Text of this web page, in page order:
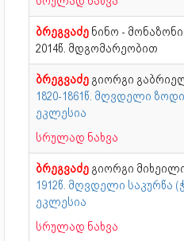
ბრეგვაძე ნინო -
2014წ. მდგომარეობით
ბრეგვაძე გიორგი
1820-1861წ. მღვდელი
ეკლესია
სრულად ნახვა
ბრეგვაძე გიორგი
1912წ. მღვდელი საკურწა
ეკლესია
სრულად ნახვა